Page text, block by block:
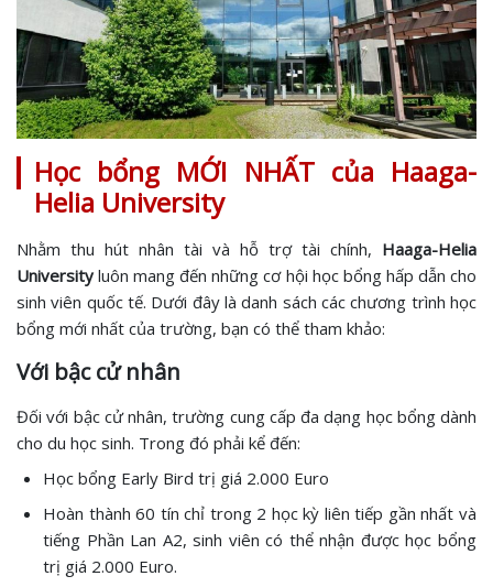
Học bổng MỚI NHẤT của Haaga-
Helia University
Nhằm thu hút nhân tài và hỗ trợ tài chính, Haaga-Helia
Universityluôn mang đến những cơ hội học bổng hấp dẫn cho
sinh viên quốc tế. Dưới đây là danh sách các chương trình học
bổng mới nhất của trường, bạn có thể tham khảo:
Với bậc cử nhân
Đối với bậc cử nhân, trường cung cấp đa dạng học bổng dành
cho du học sinh. Trong đó phải kể đến:
Học bổng Early Bird trị giá 2.000 Euro
Hoàn thành 60 tín chỉ trong 2 học kỳ liên tiếp gần nhất và
tiếng Phần Lan A2, sinh viên có thể nhận được học bổng
trị giá 2.000 Euro.